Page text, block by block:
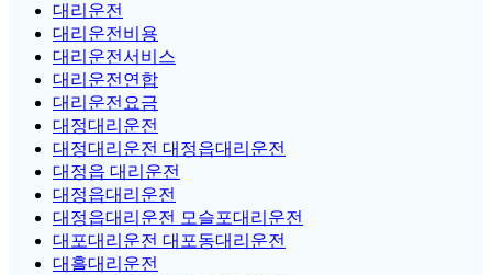
대리운전
대리운전비용
대리운전서비스
대리운전연합
대리운전요금
대정대리운전
대정대리운전 대정읍대리운전
대정읍 대리운전
대정읍대리운전
대정읍대리운전 모슬포대리운전
대포대리운전 대포동대리운전
대흘대리운전